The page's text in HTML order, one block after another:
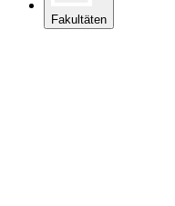
Fakultäten